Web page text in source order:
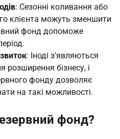
: Сезонні коливання або
клієнта можуть зменшити
фонд допоможе
: Іноді з’являються
розширення бізнесу, і
фонду дозволяє
на такі можливості.
фонд?